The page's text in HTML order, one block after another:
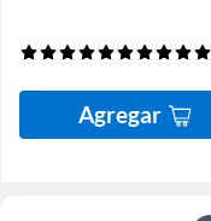
Agregar